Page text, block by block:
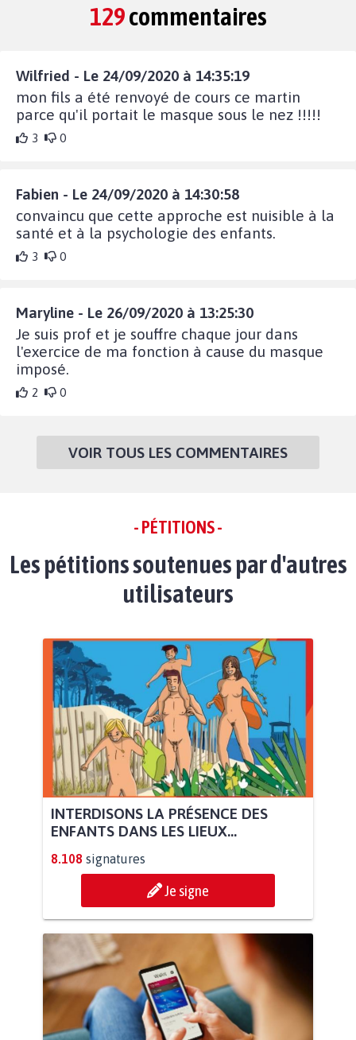
129commentaires
Wilfried - Le 24/09/2020 à 14:35:19
mon fils a été renvoyé de cours ce martin
parce qu'il portait le masque sous le nez !!!!!
3 0
Fabien - Le 24/09/2020 à 14:30:58
convaincu que cette approche est nuisible à la
santé et à la psychologie des enfants.
3 0
Maryline - Le 26/09/2020 à 13:25:30
Je suis prof et je souffre chaque jour dans
l'exercice de ma fonction à cause du masque
imposé.
2 0
VOIR TOUS LES COMMENTAIRES
- PÉTITIONS -
Les pétitions soutenues par d'autres
utilisateurs
INTERDISONS LA PRÉSENCE DES
ENFANTS DANS LES LIEUX...
8.108 signatures
Je signe